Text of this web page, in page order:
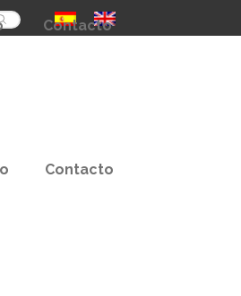
Buscar
Contacto
Contacto